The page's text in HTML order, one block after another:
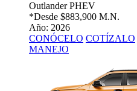
Outlander PHEV
*Desde $883,900 M.N.
Año: 2026
CONÓCELO COTÍZALO
MANEJO